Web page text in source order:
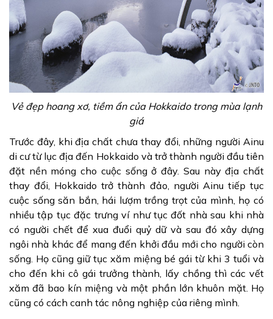
Vẻ đẹp hoang xơ, tiềm ẩn của Hokkaido trong mùa lạnh
giá
Trước đây, khi địa chất chưa thay đổi, những người Ainu
di cư từ lục địa đến Hokkaido và trở thành người đầu tiên
đặt nền móng cho cuộc sống ở đây. Sau này địa chất
thay đổi, Hokkaido trở thành đảo, người Ainu tiếp tục
cuộc sống săn bắn, hái lượm trồng trọt của mình, họ có
nhiều tập tục đặc trưng ví như tục đốt nhà sau khi nhà
có người chết để xua đuổi quỷ dữ và sau đó xây dựng
ngôi nhà khác để mang đến khởi đầu mới cho người còn
sống. Họ cũng giữ tục xăm miệng bé gái từ khi 3 tuổi và
cho đến khi cô gái trưởng thành, lấy chồng thì các vết
xăm đã bao kín miệng và một phần lớn khuôn mặt. Họ
cũng có cách canh tác nông nghiệp của riêng mình.